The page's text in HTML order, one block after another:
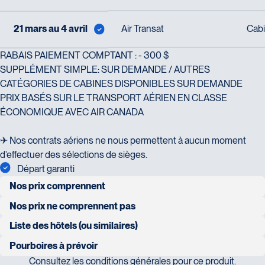
21 mars au 4 avril Air Transat
RABAIS PAIEMENT COMPTANT : - 300 $
SUPPLÉMENT SIMPLE: SUR DEMANDE / AUTRES
CATÉGORIES DE CABINES DISPONIBLES SUR DEMANDE
PRIX BASÉS SUR LE TRANSPORT AÉRIEN EN CLASSE
ÉCONOMIQUE AVEC AIR CANADA
✈ Nos contrats aériens ne nous permettent à aucun moment
d’effectuer des sélections de sièges.
Départ garanti
Nos prix comprennent
transport aérien Montréal/San Juan/Montréal
transport en autocar climatisé adapté à la taille du groupe selon
l’itinéraire
Nos prix ne comprennent pas
les repas et boissons autres que ceux mentionnés dans le
Liste des hôtels (ou similaires)
SAN JUAN : Holiday Inn Express Condado PRE.
Pourboires à prévoir
La question nous étant souvent posée, vous trouverez ci-
Consultez lesconditions générales pour ce produit.